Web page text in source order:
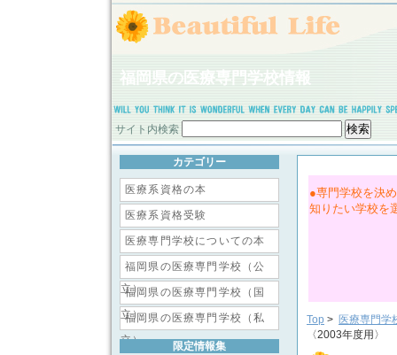
福岡県の医療専門学校情報
サイト内検索
●専門学校を決
知りたい学校を
Top > 医療専門学
〈2003年度用〉
カテゴリー
医療系資格の本
医療系資格受験
医療専門学校についての本
福岡県の医療専門学校（公
立）
福岡県の医療専門学校（国
立）
福岡県の医療専門学校（私
立）
限定情報集